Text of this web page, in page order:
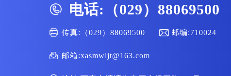
电话:（029）88069500
传真:（029）88069500 邮编:710024
邮箱:xasmwljt@163.com